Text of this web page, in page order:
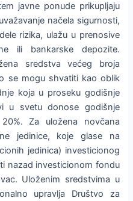
javne ponude prikupljaju
načela sigurnosti,
rizika, ulažu u prenosive
ili bankarske depozite.
sredstva većeg broja
se mogu shvatiti kao oblik
koja u proseku godišnje
u svetu donose godišnje
Za uložena novčana
jedinice, koje glase na
jedinica) investicionog
nazad investicionom fondu
Uloženim sredstvima u
upravlja Društvo za